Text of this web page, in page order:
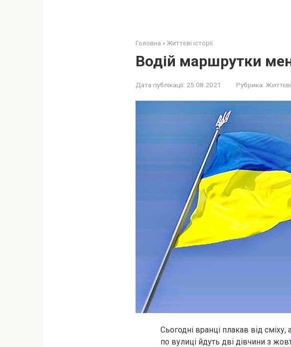
Головна » Життєві історії
Водій маршрутки
Дата публікації: 25.08.2021 Рубрика: Життєві
Сьогодні вранці плакав від
по вулиці йдуть дві дівчини з